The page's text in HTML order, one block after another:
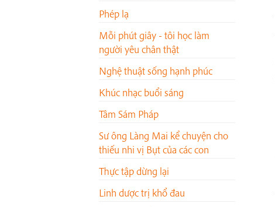
Phép lạ
Mỗi phút giây - tôi học làm
người yêu chân thật
Nghệ thuật sống hạnh phúc
Khúc nhạc buổi sáng
Tâm Sám Pháp
Sư ông Làng Mai kể chuyện cho
thiếu nhi vị Bụt của các con
Thực tập dừng lại
Linh dược trị khổ đau